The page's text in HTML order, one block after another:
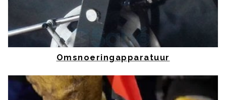
Omsnoeringapparatuur